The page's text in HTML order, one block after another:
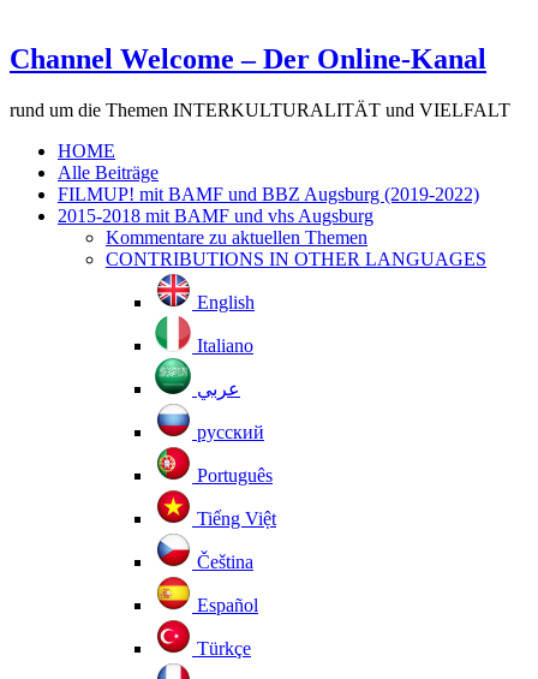
Channel Welcome – Der Online-Kanal
rund um die Themen INTERKULTURALITÄT und VIELFALT
HOME
Alle Beiträge
FILMUP! mit BAMF und BBZ Augsburg (2019-2022)
2015-2018 mit BAMF und vhs Augsburg
Kommentare zu aktuellen Themen
CONTRIBUTIONS IN OTHER LANGUAGES
English
Italiano
عربي
русский
Português
Tiếng Việt
Čeština
Español
Türkçe